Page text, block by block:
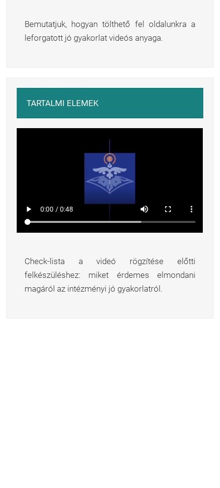
Bemutatjuk, hogyan tölthető fel oldalunkra a
leforgatott jó gyakorlat videós anyaga.
TARTALMI ELEMEK
Check-lista a videó rögzítése előtti
felkészüléshez: miket érdemes elmondani
magáról az intézményi jó gyakorlatról.